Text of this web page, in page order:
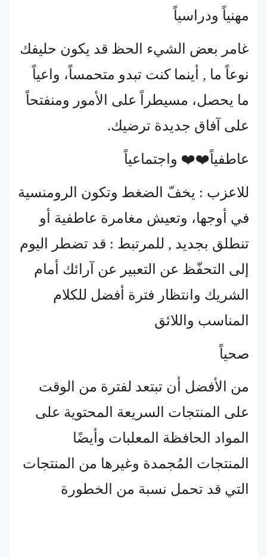
مهنياً ودراسياً
غامر بعض الشيء الحظ قد يكون حليفك
نوعاً ما , أينما كنت تبدو متحمساً، واعياً
ما يحصل، مسيطراً على الأمور ومنفتحاً
على آفاق جديدة ترضيك.
عاطفياً❤️❤️ واجتماعياً
للاعزب : يخفّ الضغط وتكون الرومنسية
في أوجها، وتعيش مغامرة عاطفية أو
تنطلق بجديد , للمرتبط : قد تضطر اليوم
إلى التحفّظ عن التعبير عن آرائك أمام
الشريك وانتظار فترة أفضل للكلام
المناسب واللائق
صحياً
من الأفضل أن تبتعد لفترة من الوقت
على المنتجات السريعة المحتوية على
المواد الحافظة المعلبات وأيضًا
المنتجات المُجمدة وغيرها من المنتجات
التي قد تحمل نسبة من الخطورة